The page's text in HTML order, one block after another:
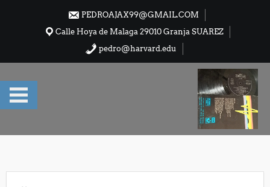
PEDROAJAX99@GMAIL.COM
Calle Hoya de Malaga 29010 Granja SUAREZ
pedro@harvard.edu